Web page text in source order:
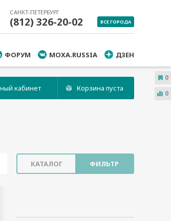
САНКТ-ПЕТЕРБУРГ
(812) 326-20-02 ВСЕ ГОРОДА
ФОРУМ MOXA.RUSSIA ДЗЕН
кабинет Корзина пуста
КАТАЛОГ ФИЛЬТР
0
0